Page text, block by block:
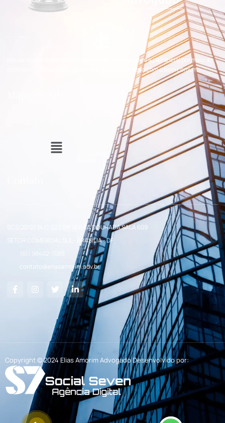
Nossa missão é promover a igualdade, a equidade e a paz social por meio do
conhecimento das leis, da ética e do compromisso com o bem comum.
SCS QD 02 BL C. 22 EDIF SERRA DOURADA SALA 609
SETOR COMERCIAL SUL - BRASÍLIA - DF
(61) 98402-1088
contato@eliasamorim.adv.br
Copyright © 2024 Elias Amorim Advogado Desenvolvido por: